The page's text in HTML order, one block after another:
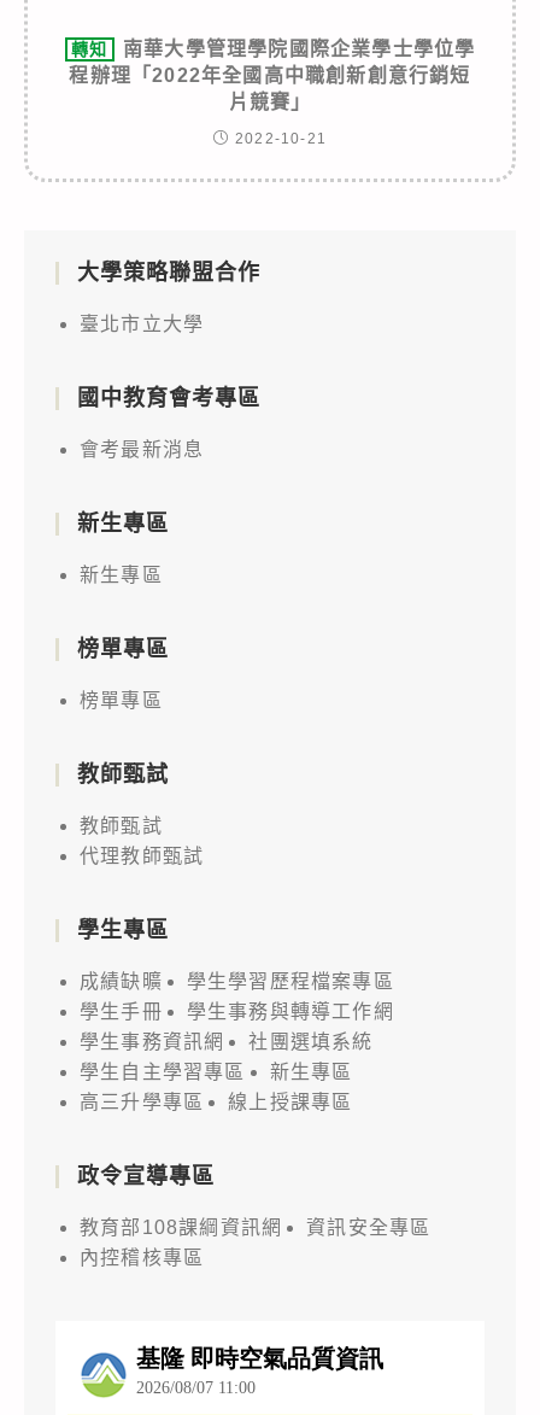
轉知
南華大學管理學院國際企業學士學位學
程辦理「2022年全國高中職創新創意行銷短
片競賽」
2022-10-21
大學策略聯盟合作
臺北市立大學
國中教育會考專區
會考最新消息
新生專區
新生專區
榜單專區
榜單專區
教師甄試
教師甄試
代理教師甄試
學生專區
成績缺曠
學生學習歷程檔案專區
學生手冊
學生事務與轉導工作網
學生事務資訊網
社團選填系統
學生自主學習專區
新生專區
高三升學專區
線上授課專區
政令宣導專區
教育部108課綱資訊網
資訊安全專區
內控稽核專區